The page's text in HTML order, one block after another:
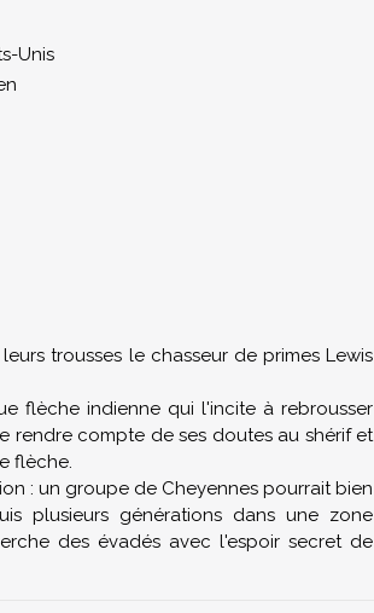
Unis
trousses le chasseur de primes Lewis
flèche indienne qui l'incite à rebrousser
rendre compte de ses doutes au shérif et
flèche.
: un groupe de Cheyennes pourrait bien
plusieurs générations dans une zone
des évadés avec l'espoir secret de